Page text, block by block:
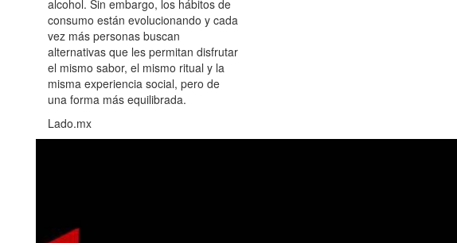
alcohol. Sin embargo, los hábitos de
consumo están evolucionando y cada
vez más personas buscan
alternativas que les permitan disfrutar
el mismo sabor, el mismo ritual y la
misma experiencia social, pero de
una forma más equilibrada.
Lado.mx